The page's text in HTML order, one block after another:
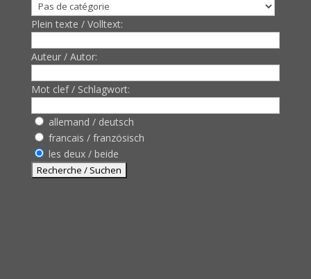
Plein texte / Volltext:
Auteur / Autor:
Mot clef / Schlagwort:
allemand / deutsch
francais / französisch
les deux / beide